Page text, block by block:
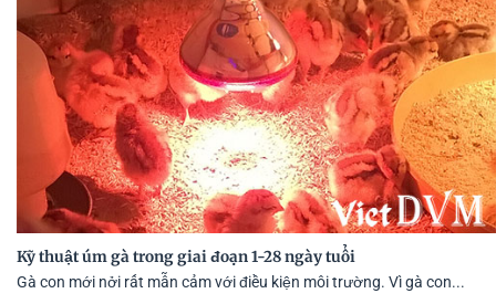
Kỹ thuật úm gà trong giai đoạn 1-28 ngày tuổi
Gà con mới nởi rất mẫn cảm với điều kiện môi trường. Vì gà con...